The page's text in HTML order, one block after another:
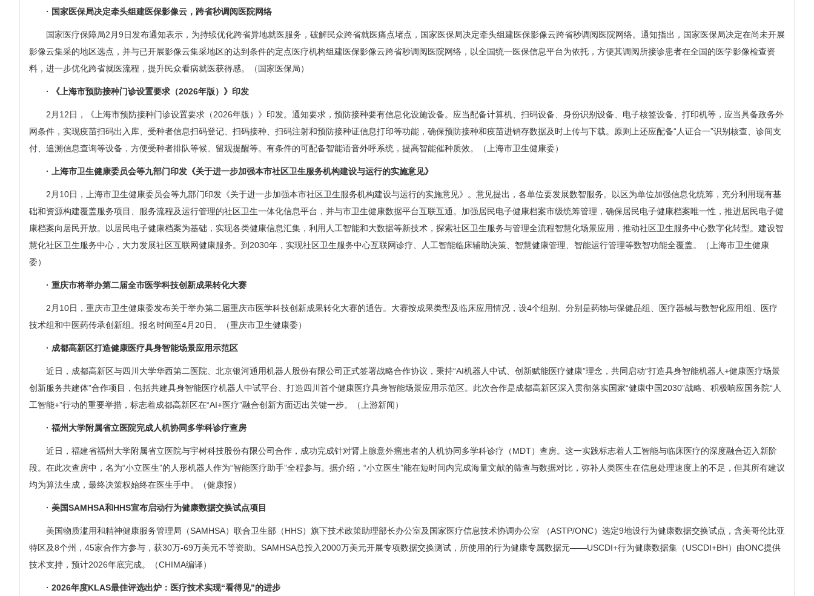
· 国家医保局决定牵头组建医保影像云，跨省秒调阅医院网络
国家医疗保障局2月9日发布通知表示，为持续优化跨省异地就医服务，破解民众跨省就医痛点堵点，国家医保局决定牵头组建医保影像云跨省秒调阅医院网络。通知指出，国家医保局决定在尚未开展
影像云集采的地区选点，并与已开展影像云集采地区的达到条件的定点医疗机构组建医保影像云跨省秒调阅医院网络，以全国统一医保信息平台为依托，方便其调阅所接诊患者在全国的医学影像检查资
料，进一步优化跨省就医流程，提升民众看病就医获得感。（国家医保局）
· 《上海市预防接种门诊设置要求（2026年版）》印发
2月12日，《上海市预防接种门诊设置要求（2026年版）》印发。通知要求，预防接种要有信息化设施设备。应当配备计算机、扫码设备、身份识别设备、电子核签设备、打印机等，应当具备政务外
网条件，实现疫苗扫码出入库、受种者信息扫码登记、扫码接种、扫码注射和预防接种证信息打印等功能，确保预防接种和疫苗进销存数据及时上传与下载。原则上还应配备“人证合一”识别核查、诊间支
付、追溯信息查询等设备，方便受种者排队等候、留观提醒等。有条件的可配备智能语音外呼系统，提高智能催种质效。（上海市卫生健康委）
· 上海市卫生健康委员会等九部门印发《关于进一步加强本市社区卫生服务机构建设与运行的实施意见》
2月10日，上海市卫生健康委员会等九部门印发《关于进一步加强本市社区卫生服务机构建设与运行的实施意见》。意见提出，各单位要发展数智服务。以区为单位加强信息化统筹，充分利用现有基
础和资源构建覆盖服务项目、服务流程及运行管理的社区卫生一体化信息平台，并与市卫生健康数据平台互联互通。加强居民电子健康档案市级统筹管理，确保居民电子健康档案唯一性，推进居民电子健
康档案向居民开放。以居民电子健康档案为基础，实现各类健康信息汇集，利用人工智能和大数据等新技术，探索社区卫生服务与管理全流程智慧化场景应用，推动社区卫生服务中心数字化转型。建设智
慧化社区卫生服务中心，大力发展社区互联网健康服务。到2030年，实现社区卫生服务中心互联网诊疗、人工智能临床辅助决策、智慧健康管理、智能运行管理等数智功能全覆盖。（上海市卫生健康
委）
· 重庆市将举办第二届全市医学科技创新成果转化大赛
2月10日，重庆市卫生健康委发布关于举办第二届重庆市医学科技创新成果转化大赛的通告。大赛按成果类型及临床应用情况，设4个组别。分别是药物与保健品组、医疗器械与数智化应用组、医疗
技术组和中医药传承创新组。报名时间至4月20日。（重庆市卫生健康委）
· 成都高新区打造健康医疗具身智能场景应用示范区
近日，成都高新区与四川大学华西第二医院、北京银河通用机器人股份有限公司正式签署战略合作协议，秉持“AI机器人中试、创新赋能医疗健康”理念，共同启动“打造具身智能机器人+健康医疗场景
创新服务共建体”合作项目，包括共建具身智能医疗机器人中试平台、打造四川首个健康医疗具身智能场景应用示范区。此次合作是成都高新区深入贯彻落实国家“健康中国2030”战略、积极响应国务院“人
工智能+”行动的重要举措，标志着成都高新区在“AI+医疗”融合创新方面迈出关键一步。（上游新闻）
· 福州大学附属省立医院完成人机协同多学科诊疗查房
近日，福建省福州大学附属省立医院与宇树科技股份有限公司合作，成功完成针对肾上腺意外瘤患者的人机协同多学科诊疗（MDT）查房。这一实践标志着人工智能与临床医疗的深度融合迈入新阶
段。在此次查房中，名为“小立医生”的人形机器人作为“智能医疗助手”全程参与。据介绍，“小立医生”能在短时间内完成海量文献的筛查与数据对比，弥补人类医生在信息处理速度上的不足，但其所有建议
均为算法生成，最终决策权始终在医生手中。（健康报）
· 美国SAMHSA和HHS宣布启动行为健康数据交换试点项目
美国物质滥用和精神健康服务管理局（SAMHSA）联合卫生部（HHS）旗下技术政策助理部长办公室及国家医疗信息技术协调办公室 （ASTP/ONC）选定9地设行为健康数据交换试点，含美哥伦比亚
特区及8个州，45家合作方参与，获30万-69万美元不等资助。SAMHSA总投入2000万美元开展专项数据交换测试，所使用的行为健康专属数据元——USCDI+行为健康数据集（USCDI+BH）由ONC提供
技术支持，预计2026年底完成。（CHIMA编译）
· 2026年度KLAS最佳评选出炉：医疗技术实现“看得见”的进步